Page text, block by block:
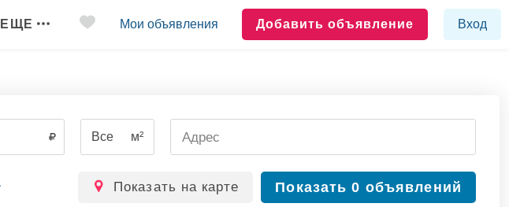
ЕЩЕ Мои объявления Добавить объявление Вход
Все м²
Показать на карте Показать0 объявлений